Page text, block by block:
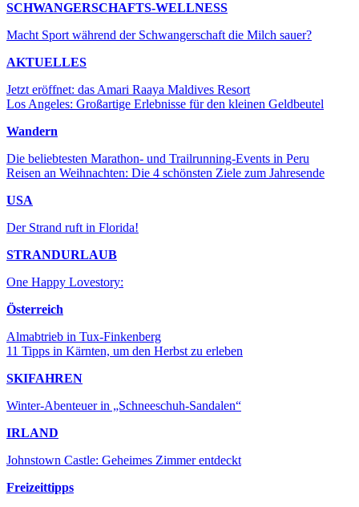
SCHWANGERSCHAFTS-WELLNESS
Macht Sport während der Schwangerschaft die Milch sauer?
AKTUELLES
Jetzt eröffnet: das Amari Raaya Maldives Resort
Los Angeles: Großartige Erlebnisse für den kleinen Geldbeutel
Wandern
Die beliebtesten Marathon- und Trailrunning-Events in Peru
Reisen an Weihnachten: Die 4 schönsten Ziele zum Jahresende
USA
Der Strand ruft in Florida!
STRANDURLAUB
One Happy Lovestory:
Österreich
Almabtrieb in Tux-Finkenberg
11 Tipps in Kärnten, um den Herbst zu erleben
SKIFAHREN
Winter-Abenteuer in „Schneeschuh-Sandalen“
IRLAND
Johnstown Castle: Geheimes Zimmer entdeckt
Freizeittipps